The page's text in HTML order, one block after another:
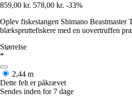
859,00 kr. 578,00 kr. -33%
Oplev fiskestangen Shimano Beastmaster
blækspruttefiskere med en uovertruffen
Størrelse
*
2,44 m
Dette felt er påkrævet
Sendes inden for 7 dage